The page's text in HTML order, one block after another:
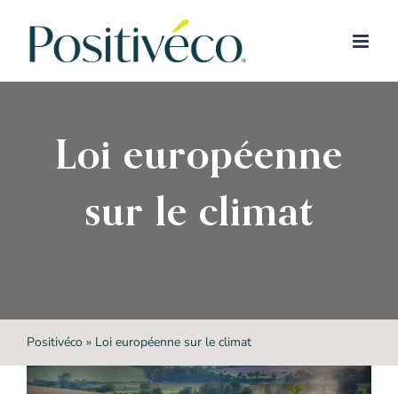
Loi européenne
sur le climat
Positivéco» Loi européenne sur le climat